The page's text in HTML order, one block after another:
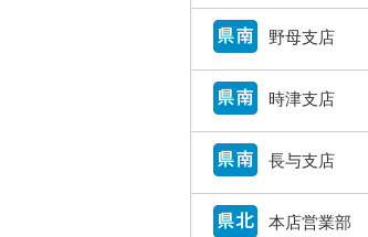
野母支店
時津支店
長与支店
本店営業部